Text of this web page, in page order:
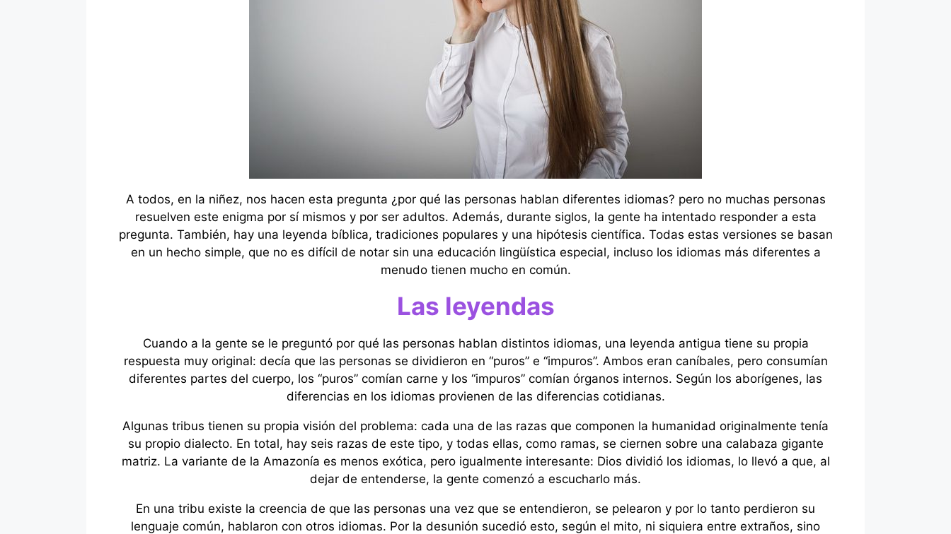
A todos, en la niñez, nos hacen esta pregunta ¿por qué las personas hablan diferentes idiomas? pero no muchas personas
resuelven este enigma por sí mismos y por ser adultos. Además, durante siglos, la gente ha intentado responder a esta
pregunta. También, hay una leyenda bíblica, tradiciones populares y una hipótesis científica. Todas estas versiones se basan
en un hecho simple, que no es difícil de notar sin una educación lingüística especial, incluso los idiomas más diferentes a
menudo tienen mucho en común.
Las leyendas
Cuando a la gente se le preguntó por qué las personas hablan distintos idiomas, una leyenda antigua tiene su propia
respuesta muy original: decía que las personas se dividieron en “puros” e “impuros”. Ambos eran caníbales, pero consumían
diferentes partes del cuerpo, los “puros” comían carne y los “impuros” comían órganos internos. Según los aborígenes, las
diferencias en los idiomas provienen de las diferencias cotidianas.
Algunas tribus tienen su propia visión del problema: cada una de las razas que componen la humanidad originalmente tenía
su propio dialecto. En total, hay seis razas de este tipo, y todas ellas, como ramas, se ciernen sobre una calabaza gigante
matriz. La variante de la Amazonía es menos exótica, pero igualmente interesante: Dios dividió los idiomas, lo llevó a que, al
dejar de entenderse, la gente comenzó a escucharlo más.
En una tribu existe la creencia de que las personas una vez que se entendieron, se pelearon y por lo tanto perdieron su
lenguaje común, hablaron con otros idiomas. Por la desunión sucedió esto, según el mito, ni siquiera entre extraños, sino